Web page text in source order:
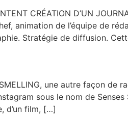
CRÉATION D’UN
animation de l’équipe de
Stratégie de diffusion.
SMELLING, une autre façon
sous le nom de
d’un film, […]